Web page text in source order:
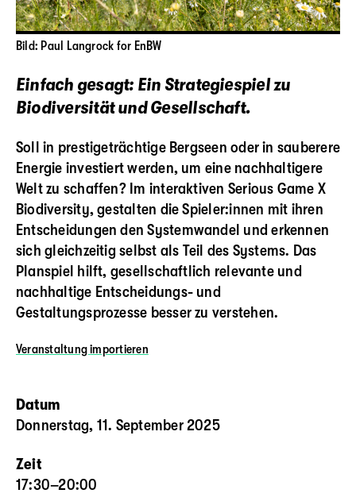
Bild: Paul Langrock for EnBW
Einfach gesagt: Ein Strategiespiel zu
Biodiversität und Gesellschaft.
Soll in prestigeträchtige Bergseen oder in sauberere
Energie investiert werden, um eine nachhaltigere
Welt zu schaffen? Im interaktiven Serious Game X
Biodiversity, gestalten die Spieler:innen mit ihren
Entscheidungen den Systemwandel und erkennen
sich gleichzeitig selbst als Teil des Systems. Das
Planspiel hilft, gesellschaftlich relevante und
nachhaltige Entscheidungs- und
Gestaltungsprozesse besser zu verstehen.
Veranstaltungimportieren
Datum
Donnerstag, 11. September 2025
Zeit
17:30–20:00